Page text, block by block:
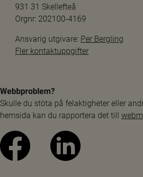
931 31 Skellefteå
Orgnr: 202100-4169
Ansvarig utgivare: Per Bergling
Fler kontaktuppgifter
Webbproblem?
Skulle du stöta på felaktigheter eller
hemsida kan du rapportera det till